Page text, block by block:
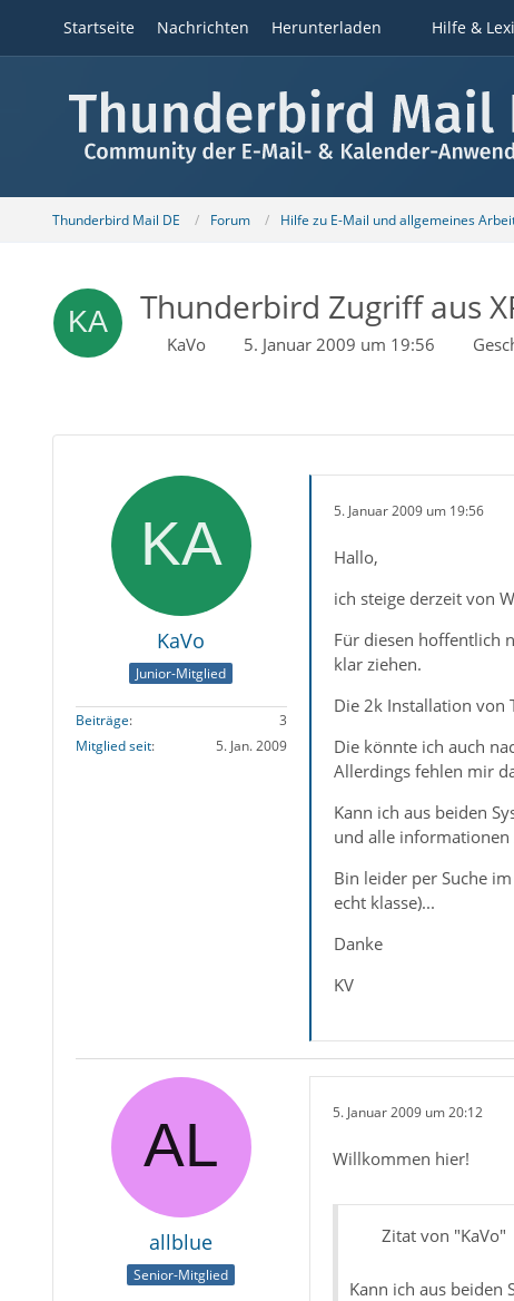
Startseite Nachrichten Herunterladen Hilfe &
Thunderbird Mail DE Forum Hilfe zu E-Mail und allgemeines
Thunderbird Zugriff aus
KaVo 5. Januar 2009 um 19:56
KaVo
Junior-Mitglied
Beiträge
3
Mitglied seit
5. Jan. 2009
5. Januar 2009 um 19:56
Hallo,
ich steige derzeit von
Für diesen hoffentlich
klar ziehen.
Die 2k Installation von
Die könnte ich auch
Allerdings fehlen mir
Kann ich aus beiden
und alle informationen
Bin leider per Suche
echt klasse)...
Danke
KV
allblue
Senior-Mitglied
5. Januar 2009 um 20:12
Willkommen hier!
Zitat von "KaVo"
Kann ich aus beiden